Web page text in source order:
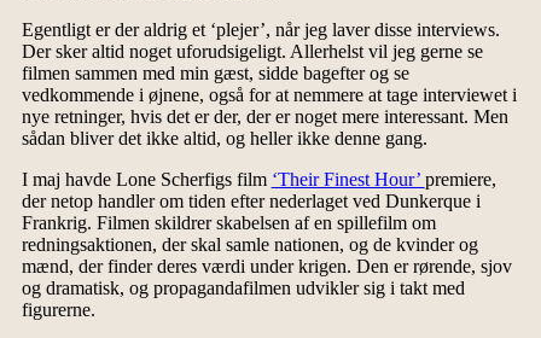
Egentligt er der aldrig et ‘plejer’, når jeg laver disse interviews.
Der sker altid noget uforudsigeligt. Allerhelst vil jeg gerne se
filmen sammen med min gæst, sidde bagefter og se
vedkommende i øjnene, også for at nemmere at tage interviewet i
nye retninger, hvis det er der, der er noget mere interessant. Men
sådan bliver det ikke altid, og heller ikke denne gang.
I maj havde Lone Scherfigs film ‘Their Finest Hour’ premiere,
der netop handler om tiden efter nederlaget ved Dunkerque i
Frankrig. Filmen skildrer skabelsen af en spillefilm om
redningsaktionen, der skal samle nationen, og de kvinder og
mænd, der finder deres værdi under krigen. Den er rørende, sjov
og dramatisk, og propagandafilmen udvikler sig i takt med
figurerne.